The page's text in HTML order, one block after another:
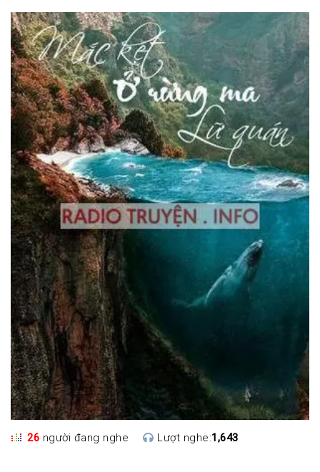
26 người đang nghe Lượt nghe:1,643